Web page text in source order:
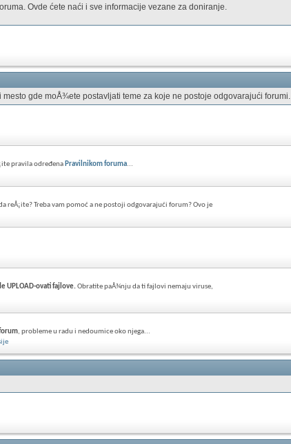
Ovde ćete naći i sve informacije vezane za doniranje.
gde moÅ¾ete postavljati teme za koje ne postoje odgovarajući forumi.
pravila određena Pravilnikom foruma...
reÅ¡ite? Treba vam pomoć a ne postoji odgovarajući forum? Ovo je
UPLOAD-ovati fajlove.Obratite paÅ¾nju da ti fajlovi nemaju viruse,
forum, probleme u radu i nedoumice oko njega...